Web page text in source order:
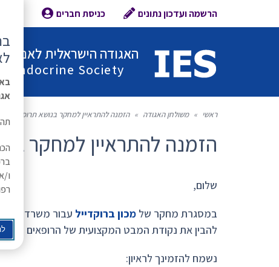
הרשמה ועדכון נתונים כניסת חברים
האגודה הישראלית
Endocrine Society
ראשי » משולחן האגודה » הזמנה להתראיין למחקר בנושא תרופות
הזמנה להתראיין למחקר
שלום,
במסגרת מחקר של מכון ברוקדייל עבור משרד
להבין את נקודת המבט המקצועית של הרופאים –
נשמח להזמינך לראיון:
ו/